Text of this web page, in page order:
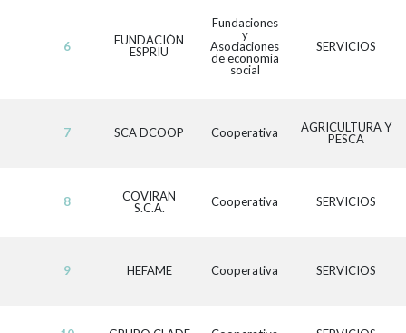
6
FUNDACIÓN
ESPRIU
Fundaciones
y
Asociaciones
de economía
social
SERVICIOS
7 SCA DCOOP Cooperativa
AGRICULTURA Y
PESCA
8
COVIRAN
S.C.A.
Cooperativa SERVICIOS
9 HEFAME Cooperativa SERVICIOS